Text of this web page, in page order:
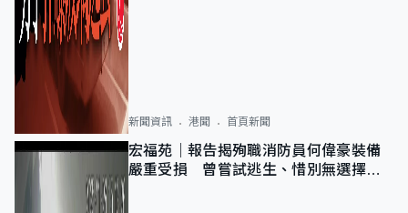
新聞資訊 港聞 首頁新聞
宏福苑｜報告揭殉職消防員何偉豪裝備
嚴重受損 曾嘗試逃生、惜別無選擇下